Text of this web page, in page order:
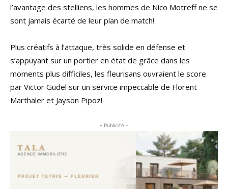
l’avantage des stelliens, les hommes de Nico Motreff ne se
sont jamais écarté de leur plan de match!
Plus créatifs à l’attaque, très solide en défense et
s’appuyant sur un portier en état de grâce dans les
moments plus difficiles, les fleurisans ouvraient le score
par Victor Gudel sur un service impeccable de Florent
Marthaler et Jayson Pipoz!
- Publicité -